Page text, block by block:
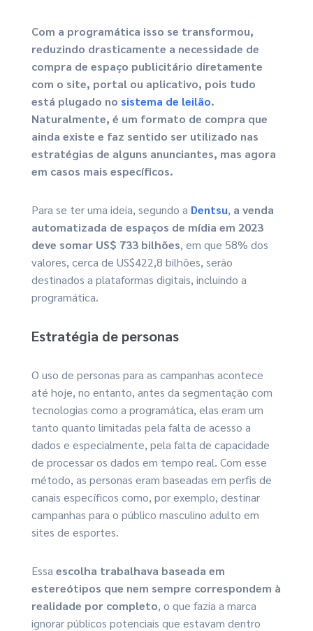
Com a programática isso se transformou,
reduzindo drasticamente a necessidade de
compra de espaço publicitário diretamente
com o site, portal ou aplicativo, pois tudo
está plugado no sistema de leilão.
Naturalmente, é um formato de compra que
ainda existe e faz sentido ser utilizado nas
estratégias de alguns anunciantes, mas agora
em casos mais específicos.
Para se ter uma ideia, segundo a Dentsu, a venda
automatizada de espaços de mídia em 2023
deve somar US$ 733 bilhões, em que 58% dos
valores, cerca de US$422,8 bilhões, serão
destinados a plataformas digitais, incluindo a
programática.
Estratégia de personas
O uso de personas para as campanhas acontece
até hoje, no entanto, antes da segmentação com
tecnologias como a programática, elas eram um
tanto quanto limitadas pela falta de acesso a
dados e especialmente, pela falta de capacidade
de processar os dados em tempo real. Com esse
método, as personas eram baseadas em perfis de
canais específicos como, por exemplo, destinar
campanhas para o público masculino adulto em
sites de esportes.
Essa escolha trabalhava baseada em
estereótipos que nem sempre correspondem à
realidade por completo, o que fazia a marca
ignorar públicos potenciais que estavam dentro